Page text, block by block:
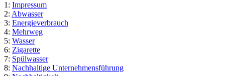
1: Impressum
2: Abwasser
3: Energieverbrauch
4: Mehrweg
5: Wasser
6: Zigarette
7: Spülwasser
8: Nachhaltige Unternehmensführung